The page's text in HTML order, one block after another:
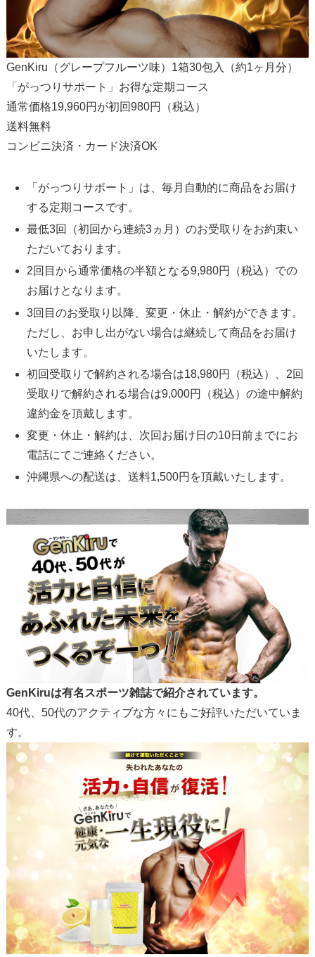
GenKiru（グレープフルーツ味）1箱30包入（約1ヶ月分）
「がっつりサポート」お得な定期コース
通常価格19,960円が初回980円（税込）
送料無料
コンビニ決済・カード決済OK
「がっつりサポート」は、毎月自動的に商品をお届け
する定期コースです。
最低3回（初回から連続3ヵ月）のお受取りをお約束い
ただいております。
2回目から通常価格の半額となる9,980円（税込）での
お届けとなります。
3回目のお受取り以降、変更・休止・解約ができます。
ただし、お申し出がない場合は継続して商品をお届け
いたします。
初回受取りで解約される場合は18,980円（税込）、2回
受取りで解約される場合は9,000円（税込）の途中解約
違約金を頂戴します。
変更・休止・解約は、次回お届け日の10日前までにお
電話にてご連絡ください。
沖縄県への配送は、送料1,500円を頂戴いたします。
GenKiruは有名スポーツ雑誌で紹介されています。
40代、50代のアクティブな方々にもご好評いただいていま
す。